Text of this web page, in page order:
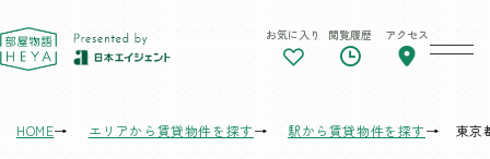
東京 部屋物語 お気に入り 閲覧履歴 アクセス
HOME エリアから賃貸物件を探す 駅から賃貸物件を探す 東京